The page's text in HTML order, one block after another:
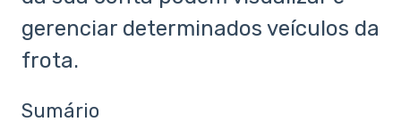
gerenciar determinados veículos da
frota.
Sumário